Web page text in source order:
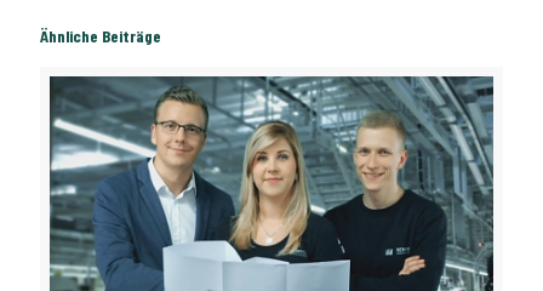
Ähnliche Beiträge